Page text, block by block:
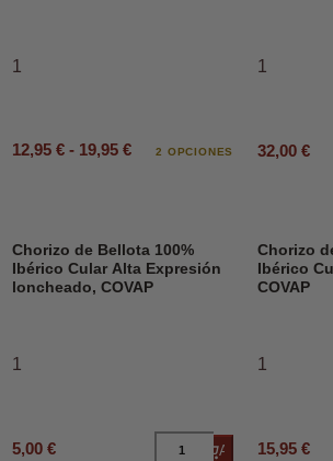
1
12,95 € - 19,95 € 2 OPCIONES
1
32,00 €
Chorizo de Bellota 100%
Ibérico Cular Alta Expresión
loncheado, COVAP
1
5,00 € Añadir al carrito
Chorizo
Ibérico
COVAP
1
15,95 €